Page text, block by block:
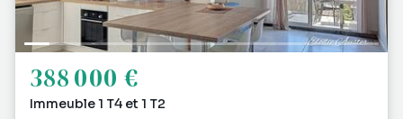
388 000 €
Immeuble 1 T4 et 1 T2